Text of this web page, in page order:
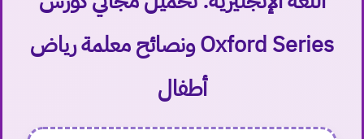
Oxford Series ونصائح معلمة رياض
أطفال